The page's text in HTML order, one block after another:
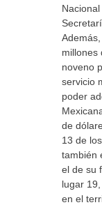
millones
noveno
servicio
poder
de
13 de
también
el de su
lugar
en el